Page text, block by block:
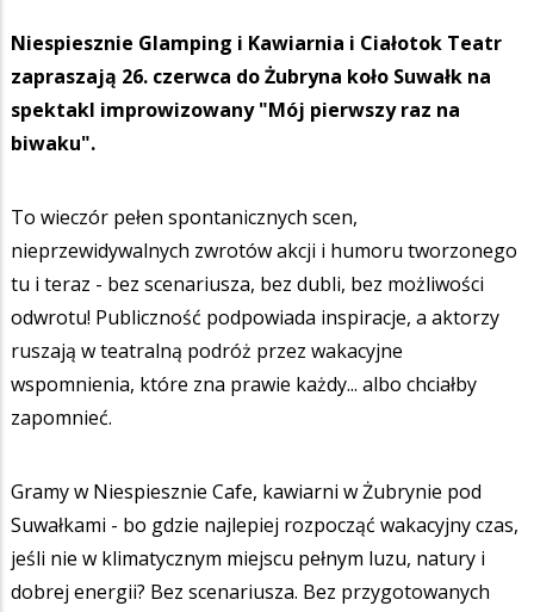
Niespiesznie Glamping i Kawiarnia i Ciałotok Teatr
zapraszają 26. czerwca do Żubryna koło Suwałk na
spektakl improwizowany "Mój pierwszy raz na
biwaku".
To wieczór pełen spontanicznych scen,
nieprzewidywalnych zwrotów akcji i humoru tworzonego
tu i teraz - bez scenariusza, bez dubli, bez możliwości
odwrotu! Publiczność podpowiada inspiracje, a aktorzy
ruszają w teatralną podróż przez wakacyjne
wspomnienia, które zna prawie każdy... albo chciałby
zapomnieć.
Gramy w Niespiesznie Cafe, kawiarni w Żubrynie pod
Suwałkami - bo gdzie najlepiej rozpocząć wakacyjny czas,
jeśli nie w klimatycznym miejscu pełnym luzu, natury i
dobrej energii? Bez scenariusza. Bez przygotowanych